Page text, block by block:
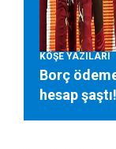
KÖŞE YAZILARI
Borç
hesap şaştı!